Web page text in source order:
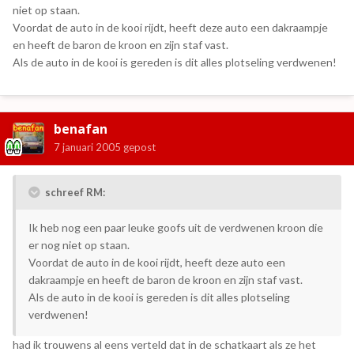
niet op staan.
Voordat de auto in de kooi rijdt, heeft deze auto een dakraampje
en heeft de baron de kroon en zijn staf vast.
Als de auto in de kooi is gereden is dit alles plotseling verdwenen!
benafan
7 januari 2005 gepost
schreef RM:
Ik heb nog een paar leuke goofs uit de verdwenen kroon die
er nog niet op staan.
Voordat de auto in de kooi rijdt, heeft deze auto een
dakraampje en heeft de baron de kroon en zijn staf vast.
Als de auto in de kooi is gereden is dit alles plotseling
verdwenen!
had ik trouwens al eens verteld dat in de schatkaart als ze het